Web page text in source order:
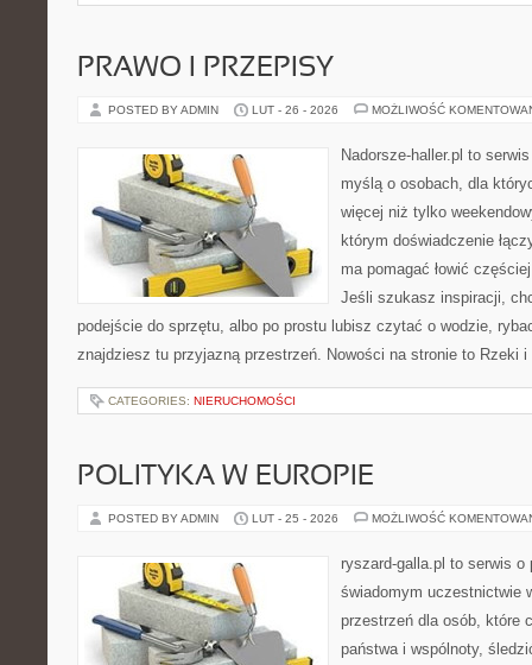
PRAWO I PRZEPISY
POSTED BY ADMIN LUT - 26 - 2026 MOŻLIWOŚĆ
Nadorsze-haller.pl to
myślą o osobach, dla
więcej niż tylko
którym doświadczenie
ma pomagać łowić
Jeśli szukasz inspiracji,
podejście do sprzętu, albo po prostu lubisz czytać o wodzie,
znajdziesz tu przyjazną przestrzeń. Nowości na stronie to Rzeki
CATEGORIES: NIERUCHOMOŚCI
POLITYKA W EUROPIE
POSTED BY ADMIN LUT - 25 - 2026 MOŻLIWOŚĆ
ryszard-galla.pl to serwis
świadomym uczestnictwie
przestrzeń dla osób, które
państwa i wspólnoty,